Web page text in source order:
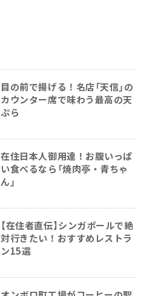
目の前で揚げる！名店「天信」の
カウンター席で味わう最高の天
ぷら
在住日本人御用達！お腹いっぱ
い食べるなら「焼肉亭・青ちゃ
ん」
【在住者直伝】シンガポールで絶
対行きたい！おすすめレストラ
ン15選